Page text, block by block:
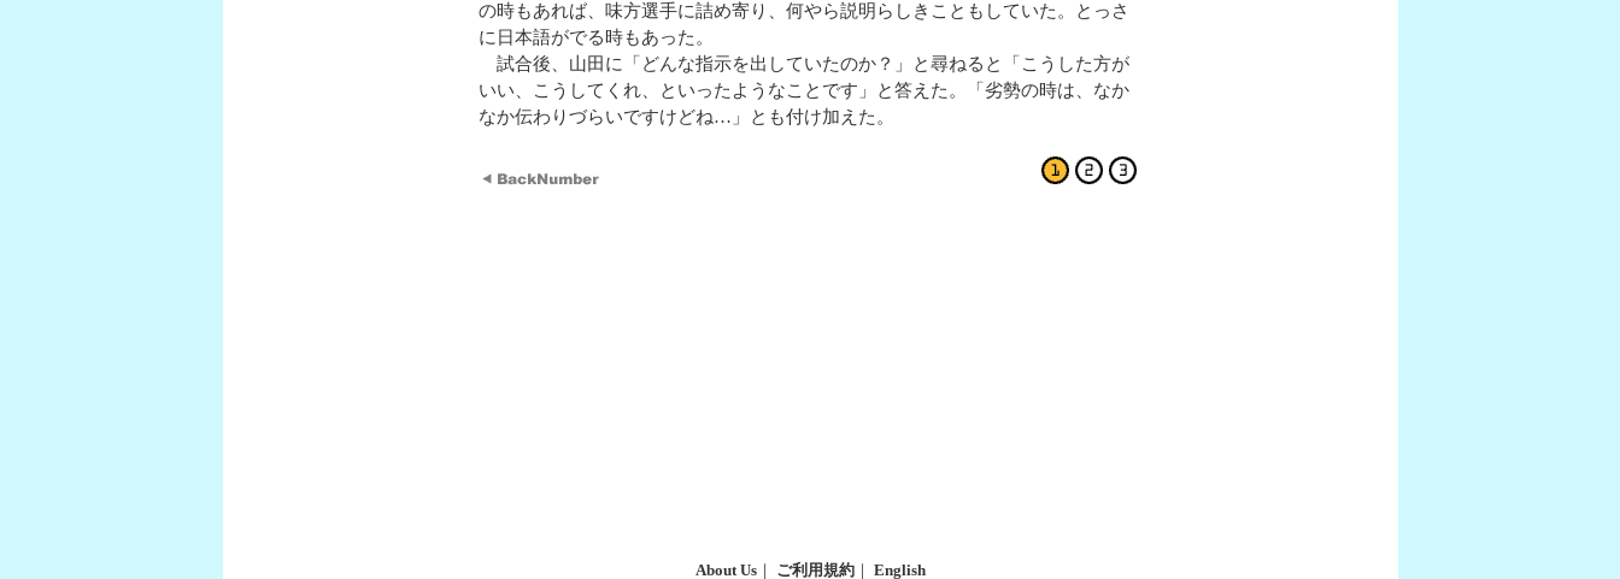
の時もあれば、味方選手に詰め寄り、何やら説明らしきこともしていた。とっさ
に日本語がでる時もあった。
試合後、山田に「どんな指示を出していたのか？」と尋ねると「こうした方が
いい、こうしてくれ、といったようなことです」と答えた。「劣勢の時は、なか
なか伝わりづらいですけどね…」とも付け加えた。
About Us｜ ご利用規約｜ English